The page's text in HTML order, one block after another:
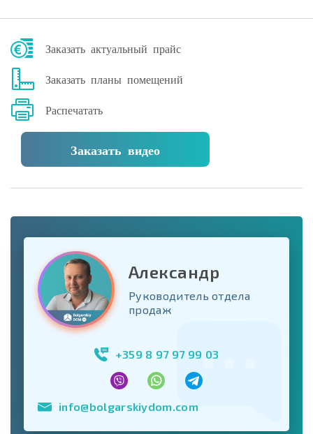
Заказать актуальный прайс
Заказать планы помещений
Распечатать
Заказать видео
Александр
Руководитель отдела
продаж
+359 8 97 97 99 03
info@bolgarskiydom.com